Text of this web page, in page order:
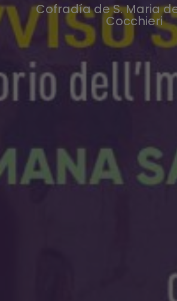
Cofradía de S. Maria
Cocchieri